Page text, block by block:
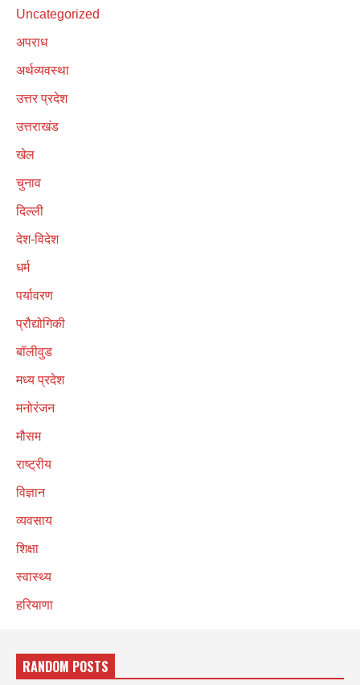
Uncategorized
अपराध
अर्थव्यवस्था
उत्तर प्रदेश
उत्तराखंड
खेल
चुनाव
दिल्ली
देश-विदेश
धर्म
पर्यावरण
प्रौद्योगिकी
बॉलीवुड
मध्य प्रदेश
मनोरंजन
मौसम
राष्ट्रीय
विज्ञान
व्यवसाय
शिक्षा
स्वास्थ्य
हरियाणा
RANDOM POSTS